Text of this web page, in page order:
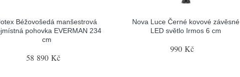
Béžovošedá manšestrová
pohovka EVERMAN 234
cm
58 890 Kč
Nova Luce Černé kovové závěsné
LED světlo Irmos 6 cm
990 Kč